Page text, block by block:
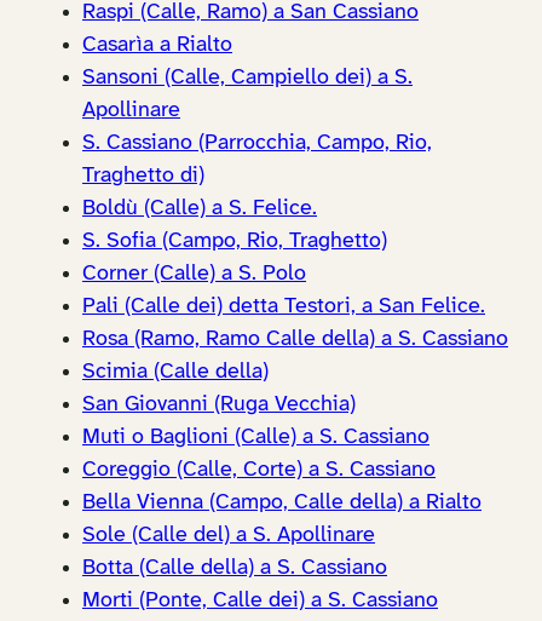
Raspi (Calle, Ramo) a San Cassiano
Casarìa a Rialto
Sansoni (Calle, Campiello dei) a S.
Apollinare
S. Cassiano (Parrocchia, Campo, Rio,
Traghetto di)
Boldù (Calle) a S. Felice.
S. Sofia (Campo, Rio, Traghetto)
Corner (Calle) a S. Polo
Pali (Calle dei) detta Testori, a San Felice.
Rosa (Ramo, Ramo Calle della) a S. Cassiano
Scimia (Calle della)
San Giovanni (Ruga Vecchia)
Muti o Baglioni (Calle) a S. Cassiano
Coreggio (Calle, Corte) a S. Cassiano
Bella Vienna (Campo, Calle della) a Rialto
Sole (Calle del) a S. Apollinare
Botta (Calle della) a S. Cassiano
Morti (Ponte, Calle dei) a S. Cassiano